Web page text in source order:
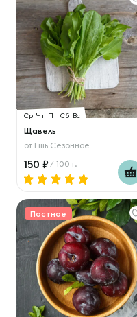
Ср Чт Пт Сб Вс
Щавель
от Ешь Сезонное
150 / 100 г.
Постное